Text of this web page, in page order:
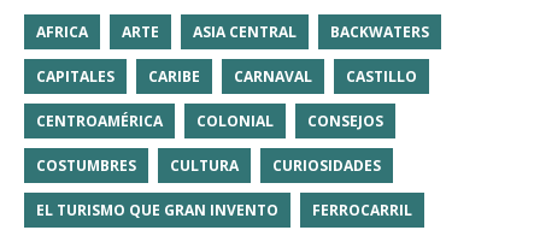
AFRICA ARTE ASIA CENTRAL BACKWATERS
CAPITALES CARIBE CARNAVAL CASTILLO
CENTROAMÉRICA COLONIAL CONSEJOS
COSTUMBRES CULTURA CURIOSIDADES
EL TURISMO QUE GRAN INVENTO FERROCARRIL